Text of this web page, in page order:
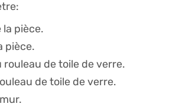
la pièce.
pièce.
rouleau de toile de verre.
de toile de verre.